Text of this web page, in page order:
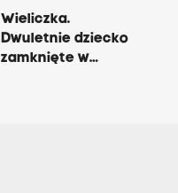
Wieliczka.
Dwuletnie dziecko
zamknięte w